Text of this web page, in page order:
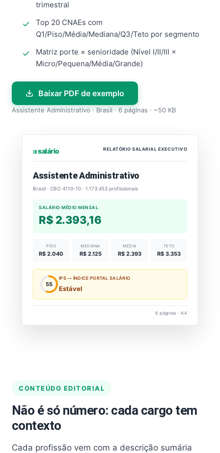
trimestral
Top 20 CNAEs com
Q1/Piso/Média/Mediana/Q3/Teto por segmento
Matriz porte × senioridade (Nível I/II/III ×
Micro/Pequena/Média/Grande)
Baixar PDF de exemplo
Assistente Administrativo · Brasil · 6 páginas · ~50 KB
⏐⏐⏐ salário RELATÓRIO SALARIAL EXECUTIVO
Assistente Administrativo
Brasil · CBO 4110-10 · 1.173.453 profissionais
SALÁRIO MÉDIO MENSAL
R$ 2.393,16
PISO
R$ 2.040
MEDIANA
R$ 2.125
MÉDIA
R$ 2.393
TETO
R$ 3.353
55
IPS — ÍNDICE PORTAL SALÁRIO
Estável
6 páginas · A4
CONTEÚDO EDITORIAL
Não é só número: cada cargo tem
contexto
Cada profissão vem com a descrição sumária